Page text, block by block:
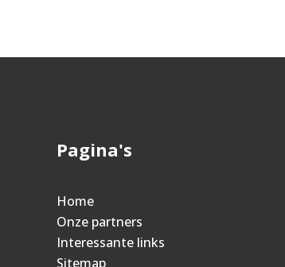
Pagina's
Home
Onze partners
Interessante links
Sitemap